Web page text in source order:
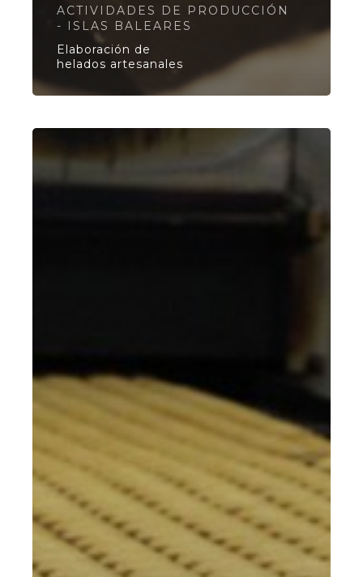
ACTIVIDADES DE PRODUCCIÓN
- ISLAS BALEARES
Elaboración de
helados artesanales